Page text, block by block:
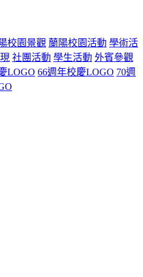
校園景觀 蘭陽校園活動 學術活
社團活動 學生活動 外賓參觀
LOGO 66週年校慶LOGO 70週